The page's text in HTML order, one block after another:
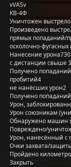
vVASv
КВ-4Ф
Уничтожен
Произведено
прямых попаданий/
осколочно-
Нанесение урона730
с дистанции свыше
Получено попаданий
пробитий4
не нанёсших урон2
Получено
Урон,
Урон союзникам
Обнаружено машин
Повреждено/
Урон, нанесённый с
Очки захвата/
Пройдено
Закрыть